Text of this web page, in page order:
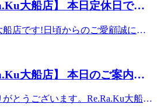
致しました。水分はご持参頂きま
ーーーーーーーーーーーーーーー
online/index/k6x8f5【疲れる前
れをなくします!施術後はマッサー
♪ 【Re.Ra.Ku大船店】平日:11:00
お得な紙チケット～9/23(水)ま
で！！◆店頭でのお水の提供が終了
参頂きますよう宜しくお願い致し
ーーーーーーーーーーーーーーー
online/index/k6x8f5【疲れる
う♪】当店はリラクゼーション店
疲れをなくします！施術後はマッ
はボディケアに加えて、以下オ
肩甲骨ケア・骨盤ケア 別途＋
！
ージキャンペーン開催中★・
お得な紙チケット～9/23(水)ま
で！！◆店頭でのお水の提供が終了
参頂きますよう宜しくお願い致し
～NEW 炭酸スプレー2種♪・レモ
ンダーベースの香りでリラックス
香料もご用意※単体予約可能
付けられてお得♪☆彡☆彡☆彡ボデ
円/70分 8,980円/90分 9,980円/
に加えて、以下オプションも自由
水) 11:00～★ 毎年大好評の オプ
ドライヘッドスパ＋シュワシュワ
爽快リラックス～ NEW 炭酸スプ
になる方には無香料もご用意 ※
アップ ドライヘッドスパ” 30分
炭酸スプレーが付けられてお得♪☆
大船店】 本日定休日で
船店です!日頃からのご愛顧誠にあ
メニュー ★ 【爽快ヘッドス
が気になる方にオススメ♪ドライヘ
酸泡スプレーでスッキリ爽快リラ
香りでリラックス※香りが気になる
大船店】 本日のご案内情
とうございます。Re.Ra.Ku大船店